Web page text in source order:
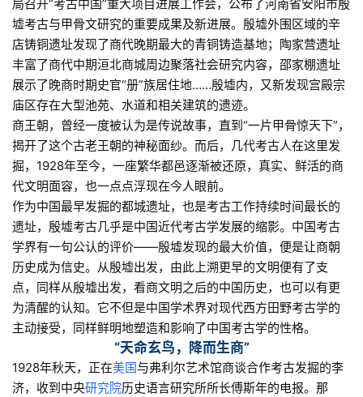
局召开“考古中国”重大项目进展工作会，公布了河南省安阳市殷
墟考古与甲骨文研究的重要成果及新进展。殷墟外围区域的辛
店铸铜遗址发现了商代晚期最大的青铜铸造基地；陶家营遗址
丰富了商代中期洹北商城周边聚落社会研究内容，邵家棚遗址
展示了晚商时期史官“册”族居住地……殷墟内，又新发现宫殿宗
庙区存在大型池苑、水道和相关建筑的遗迹。
商王朝，曾经一度被认为是传说故事，直到“一片甲骨惊天下”，
揭开了这个古老王朝的神秘面纱。而后，几代考古人在这里发
掘，1928年至今，一座繁华都邑逐渐被还原，真实、鲜活的商
代文明面容，也一点点浮现在今人眼前。
作为中国最早发掘的都城遗址，也是考古工作持续时间最长的
遗址，殷墟考古几乎是中国近代考古学发展的缩影。中国考古
学界有一句公认的评价——殷墟发现的最大价值，便是让商朝
历史成为信史。从殷墟出发，由此上溯更早的文明便有了支
点，同样从殷墟出发，看商文明之后的中国历史，也可以有更
为清醒的认知。它不但是中国学术界对现代西方田野考古学的
主动接受，同样鲜明地塑造和影响了中国考古学的性格。
“天命玄鸟，降而生商”
1928年秋天，正在美国与弗利尔艺术馆商谈合作考古发掘的李
济，收到中央研究院历史语言研究所所长傅斯年的电报。那